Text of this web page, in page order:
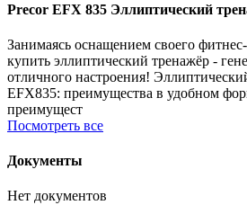
Precor EFX 835 Эллиптический
Занимаясь оснащением своего фитнес-
купить эллиптический тренажёр -
отличного настроения!
EFX835: преимущества в удобном
преимущест
Посмотреть все
Документы
Нет документов